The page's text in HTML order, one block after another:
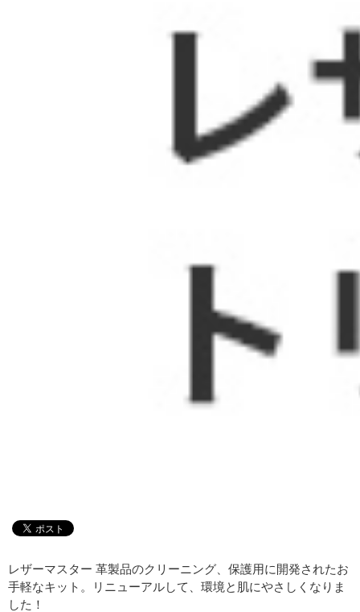
レザーマスター 革製品のクリーニング、保護用に開発されたお
手軽なキット。リニューアルして、環境と肌にやさしくなりま
した！